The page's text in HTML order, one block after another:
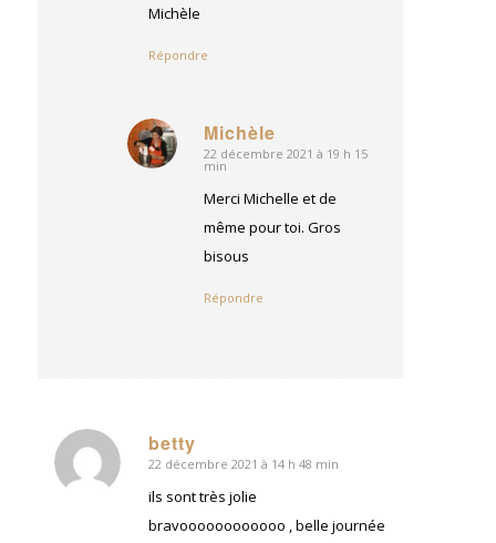
Michèle
Répondre
Michèle
dit
22 décembre 2021 à 19 h 15
min
Merci Michelle et de
même pour toi. Gros
bisous
Répondre
betty
dit
22 décembre 2021 à 14 h 48 min
ils sont très jolie
bravoooooooooooo , belle journée